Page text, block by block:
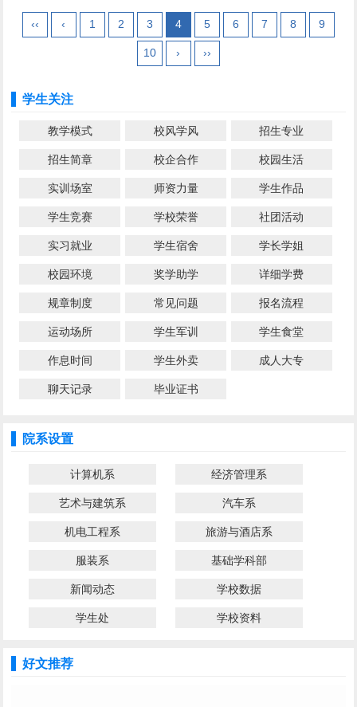
‹‹ ‹ 1 2 3 4 5 6 7 8 9
10 › ››
学生关注
教学模式 校风学风 招生专业
招生简章 校企合作 校园生活
实训场室 师资力量 学生作品
学生竞赛 学校荣誉 社团活动
实习就业 学生宿舍 学长学姐
校园环境 奖学助学 详细学费
规章制度 常见问题 报名流程
运动场所 学生军训 学生食堂
作息时间 学生外卖 成人大专
聊天记录 毕业证书
院系设置
计算机系 经济管理系
艺术与建筑系 汽车系
机电工程系 旅游与酒店系
服装系 基础学科部
新闻动态 学校数据
学生处 学校资料
好文推荐